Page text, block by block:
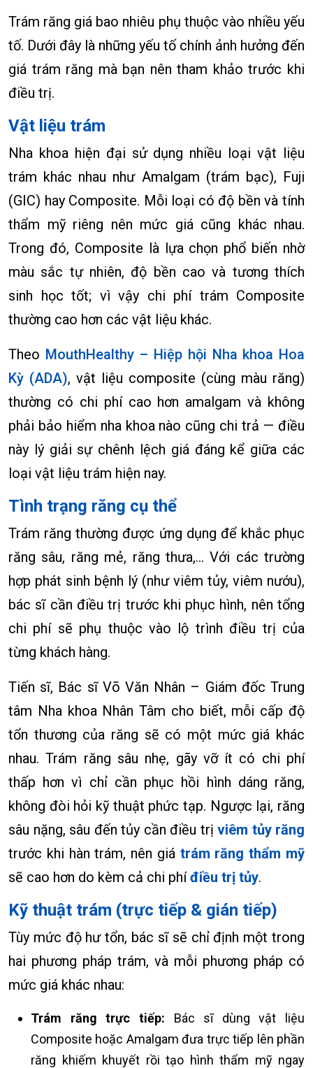
Trám răng giá bao nhiêu phụ thuộc vào nhiều yếu
tố. Dưới đây là những yếu tố chính ảnh hưởng đến
giá trám răng mà bạn nên tham khảo trước khi
điều trị.
Vật liệu trám
Nha khoa hiện đại sử dụng nhiều loại vật liệu
trám khác nhau như Amalgam (trám bạc), Fuji
(GIC) hay Composite. Mỗi loại có độ bền và tính
thẩm mỹ riêng nên mức giá cũng khác nhau.
Trong đó, Composite là lựa chọn phổ biến nhờ
màu sắc tự nhiên, độ bền cao và tương thích
sinh học tốt; vì vậy chi phí trám Composite
thường cao hơn các vật liệu khác.
Theo MouthHealthy – Hiệp hội Nha khoa Hoa
Kỳ (ADA), vật liệu composite (cùng màu răng)
thường có chi phí cao hơn amalgam và không
phải bảo hiểm nha khoa nào cũng chi trả — điều
này lý giải sự chênh lệch giá đáng kể giữa các
loại vật liệu trám hiện nay.
Tình trạng răng cụ thể
Trám răng thường được ứng dụng để khắc phục
răng sâu, răng mẻ, răng thưa,… Với các trường
hợp phát sinh bệnh lý (như viêm tủy, viêm nướu),
bác sĩ cần điều trị trước khi phục hình, nên tổng
chi phí sẽ phụ thuộc vào lộ trình điều trị của
từng khách hàng.
Tiến sĩ, Bác sĩ Võ Văn Nhân – Giám đốc Trung
tâm Nha khoa Nhân Tâm cho biết, mỗi cấp độ
tổn thương của răng sẽ có một mức giá khác
nhau. Trám răng sâu nhẹ, gãy vỡ ít có chi phí
thấp hơn vì chỉ cần phục hồi hình dáng răng,
không đòi hỏi kỹ thuật phức tạp. Ngược lại, răng
sâu nặng, sâu đến tủy cần điều trị viêm tủy răng
trước khi hàn trám, nên giá trám răng thẩm mỹ
sẽ cao hơn do kèm cả chi phíđiều trị tủy.
Kỹ thuật trám (trực tiếp & gián tiếp)
Tùy mức độ hư tổn, bác sĩ sẽ chỉ định một trong
hai phương pháp trám, và mỗi phương pháp có
mức giá khác nhau:
Trám răng trực tiếp: Bác sĩ dùng vật liệu
Composite hoặc Amalgam đưa trực tiếp lên phần
răng khiếm khuyết rồi tạo hình thẩm mỹ ngay